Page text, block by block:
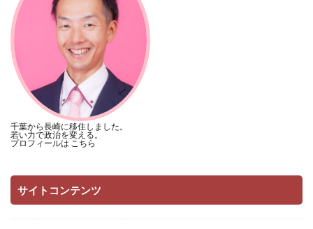
千葉から長崎に移住しました。
若い力で政治を変える。
プロフィールは こちら
サイトコンテンツ